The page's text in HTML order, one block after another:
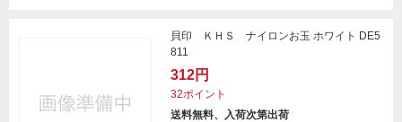
貝印 ＫＨＳ ナイロンお玉 ホワイト DE5
811
312円
32ポイント
送料無料、入荷次第出荷